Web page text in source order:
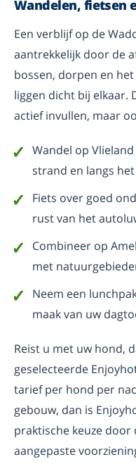
Wandelen, fietsen
Een verblijf op de
aantrekkelijk door de
bossen, dorpen en
liggen dicht bij elkaar.
actief invullen, maar
Wandel op
strand en langs
Fiets over goed
rust van het
Combineer op
met
Neem een
maak van uw
Reist u met uw hond,
geselecteerde
tarief per hond per
gebouw, dan is
praktische keuze door
aangepaste